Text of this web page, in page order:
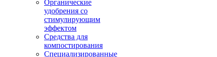
Органические
удобрения со
стимулирующим
эффектом
Средства для
компостирования
Специализированные